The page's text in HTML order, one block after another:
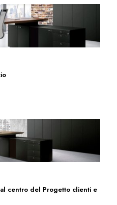
centro del Progetto clienti e